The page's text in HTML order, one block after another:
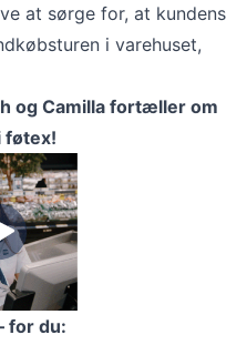
at sørge for, at kundens
i varehuset,
og Camilla fortæller om
føtex!
for du: